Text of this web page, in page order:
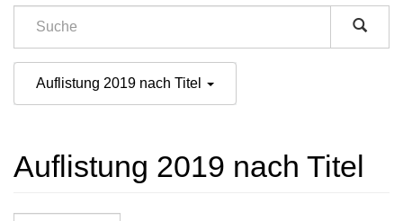
der
Auflistung 2019 nach Titel
Auflistung 2019 nach Titel